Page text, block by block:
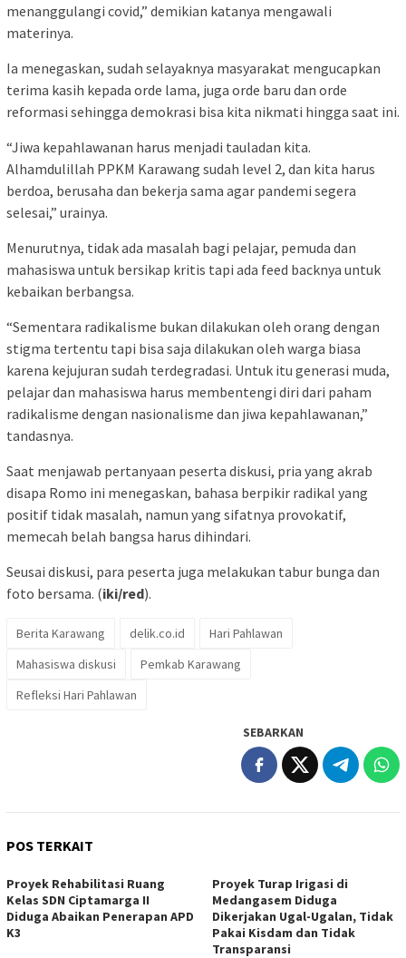
menanggulangi covid,” demikian katanya mengawali
materinya.
Ia menegaskan, sudah selayaknya masyarakat mengucapkan
terima kasih kepada orde lama, juga orde baru dan orde
reformasi sehingga demokrasi bisa kita nikmati hingga saat ini.
“Jiwa kepahlawanan harus menjadi tauladan kita.
Alhamdulillah PPKM Karawang sudah level 2, dan kita harus
berdoa, berusaha dan bekerja sama agar pandemi segera
selesai,” urainya.
Menurutnya, tidak ada masalah bagi pelajar, pemuda dan
mahasiswa untuk bersikap kritis tapi ada feed backnya untuk
kebaikan berbangsa.
“Sementara radikalisme bukan dilakukan oleh orang dengan
stigma tertentu tapi bisa saja dilakukan oleh warga biasa
karena kejujuran sudah terdegradasi. Untuk itu generasi muda,
pelajar dan mahasiswa harus membentengi diri dari paham
radikalisme dengan nasionalisme dan jiwa kepahlawanan,”
tandasnya.
Saat menjawab pertanyaan peserta diskusi, pria yang akrab
disapa Romo ini menegaskan, bahasa berpikir radikal yang
positif tidak masalah, namun yang sifatnya provokatif,
memecah belah bangsa harus dihindari.
Seusai diskusi, para peserta juga melakukan tabur bunga dan
foto bersama. (iki/red).
Berita Karawang delik.co.id
Hari Pahlawan
Mahasiswa diskusi
Pemkab Karawang
Refleksi Hari Pahlawan
SEBARKAN
POS TERKAIT
Proyek Rehabilitasi Ruang
Kelas SDN Ciptamarga II
Diduga Abaikan Penerapan APD
K3
Proyek Turap Irigasi di
Medangasem Diduga
Dikerjakan Ugal-Ugalan, Tidak
Pakai Kisdam dan Tidak
Transparansi